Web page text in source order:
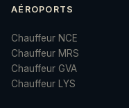
AÉROPORTS
Chauffeur NCE
Chauffeur MRS
Chauffeur GVA
Chauffeur LYS